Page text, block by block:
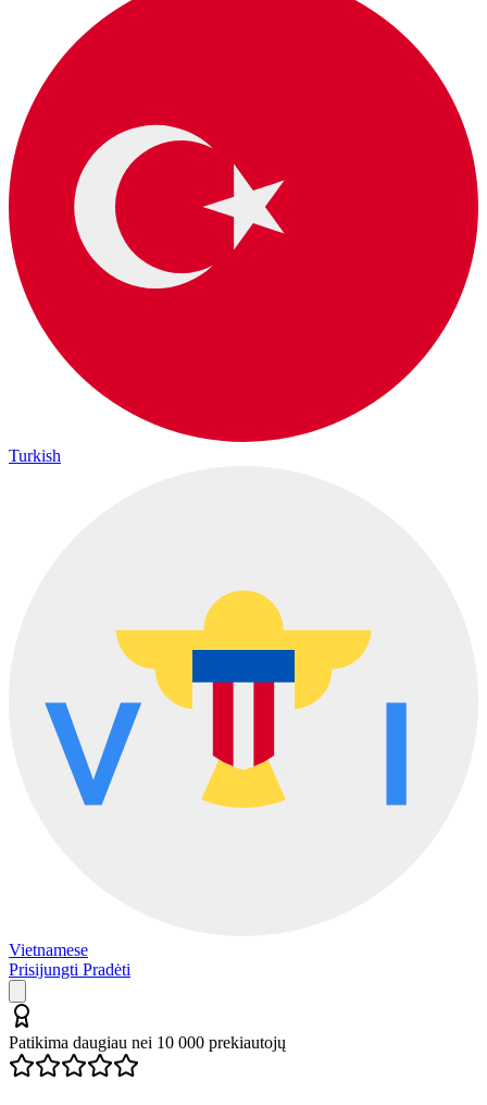
Turkish
Vietnamese
Prisijungti Pradėti
Patikima daugiau nei 10 000 prekiautojų